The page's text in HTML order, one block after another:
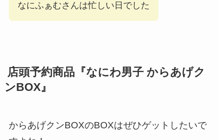
なにふぁむさんは忙しい日でした
店頭予約商品『なにわ男子 からあげク
ンBOX』
からあげクンBOXのBOXはぜひゲットしたいで